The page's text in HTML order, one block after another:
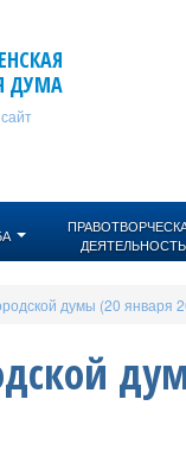
ДУМА
ДЕЯТЕЛЬНОСТЬ
думы (20 января